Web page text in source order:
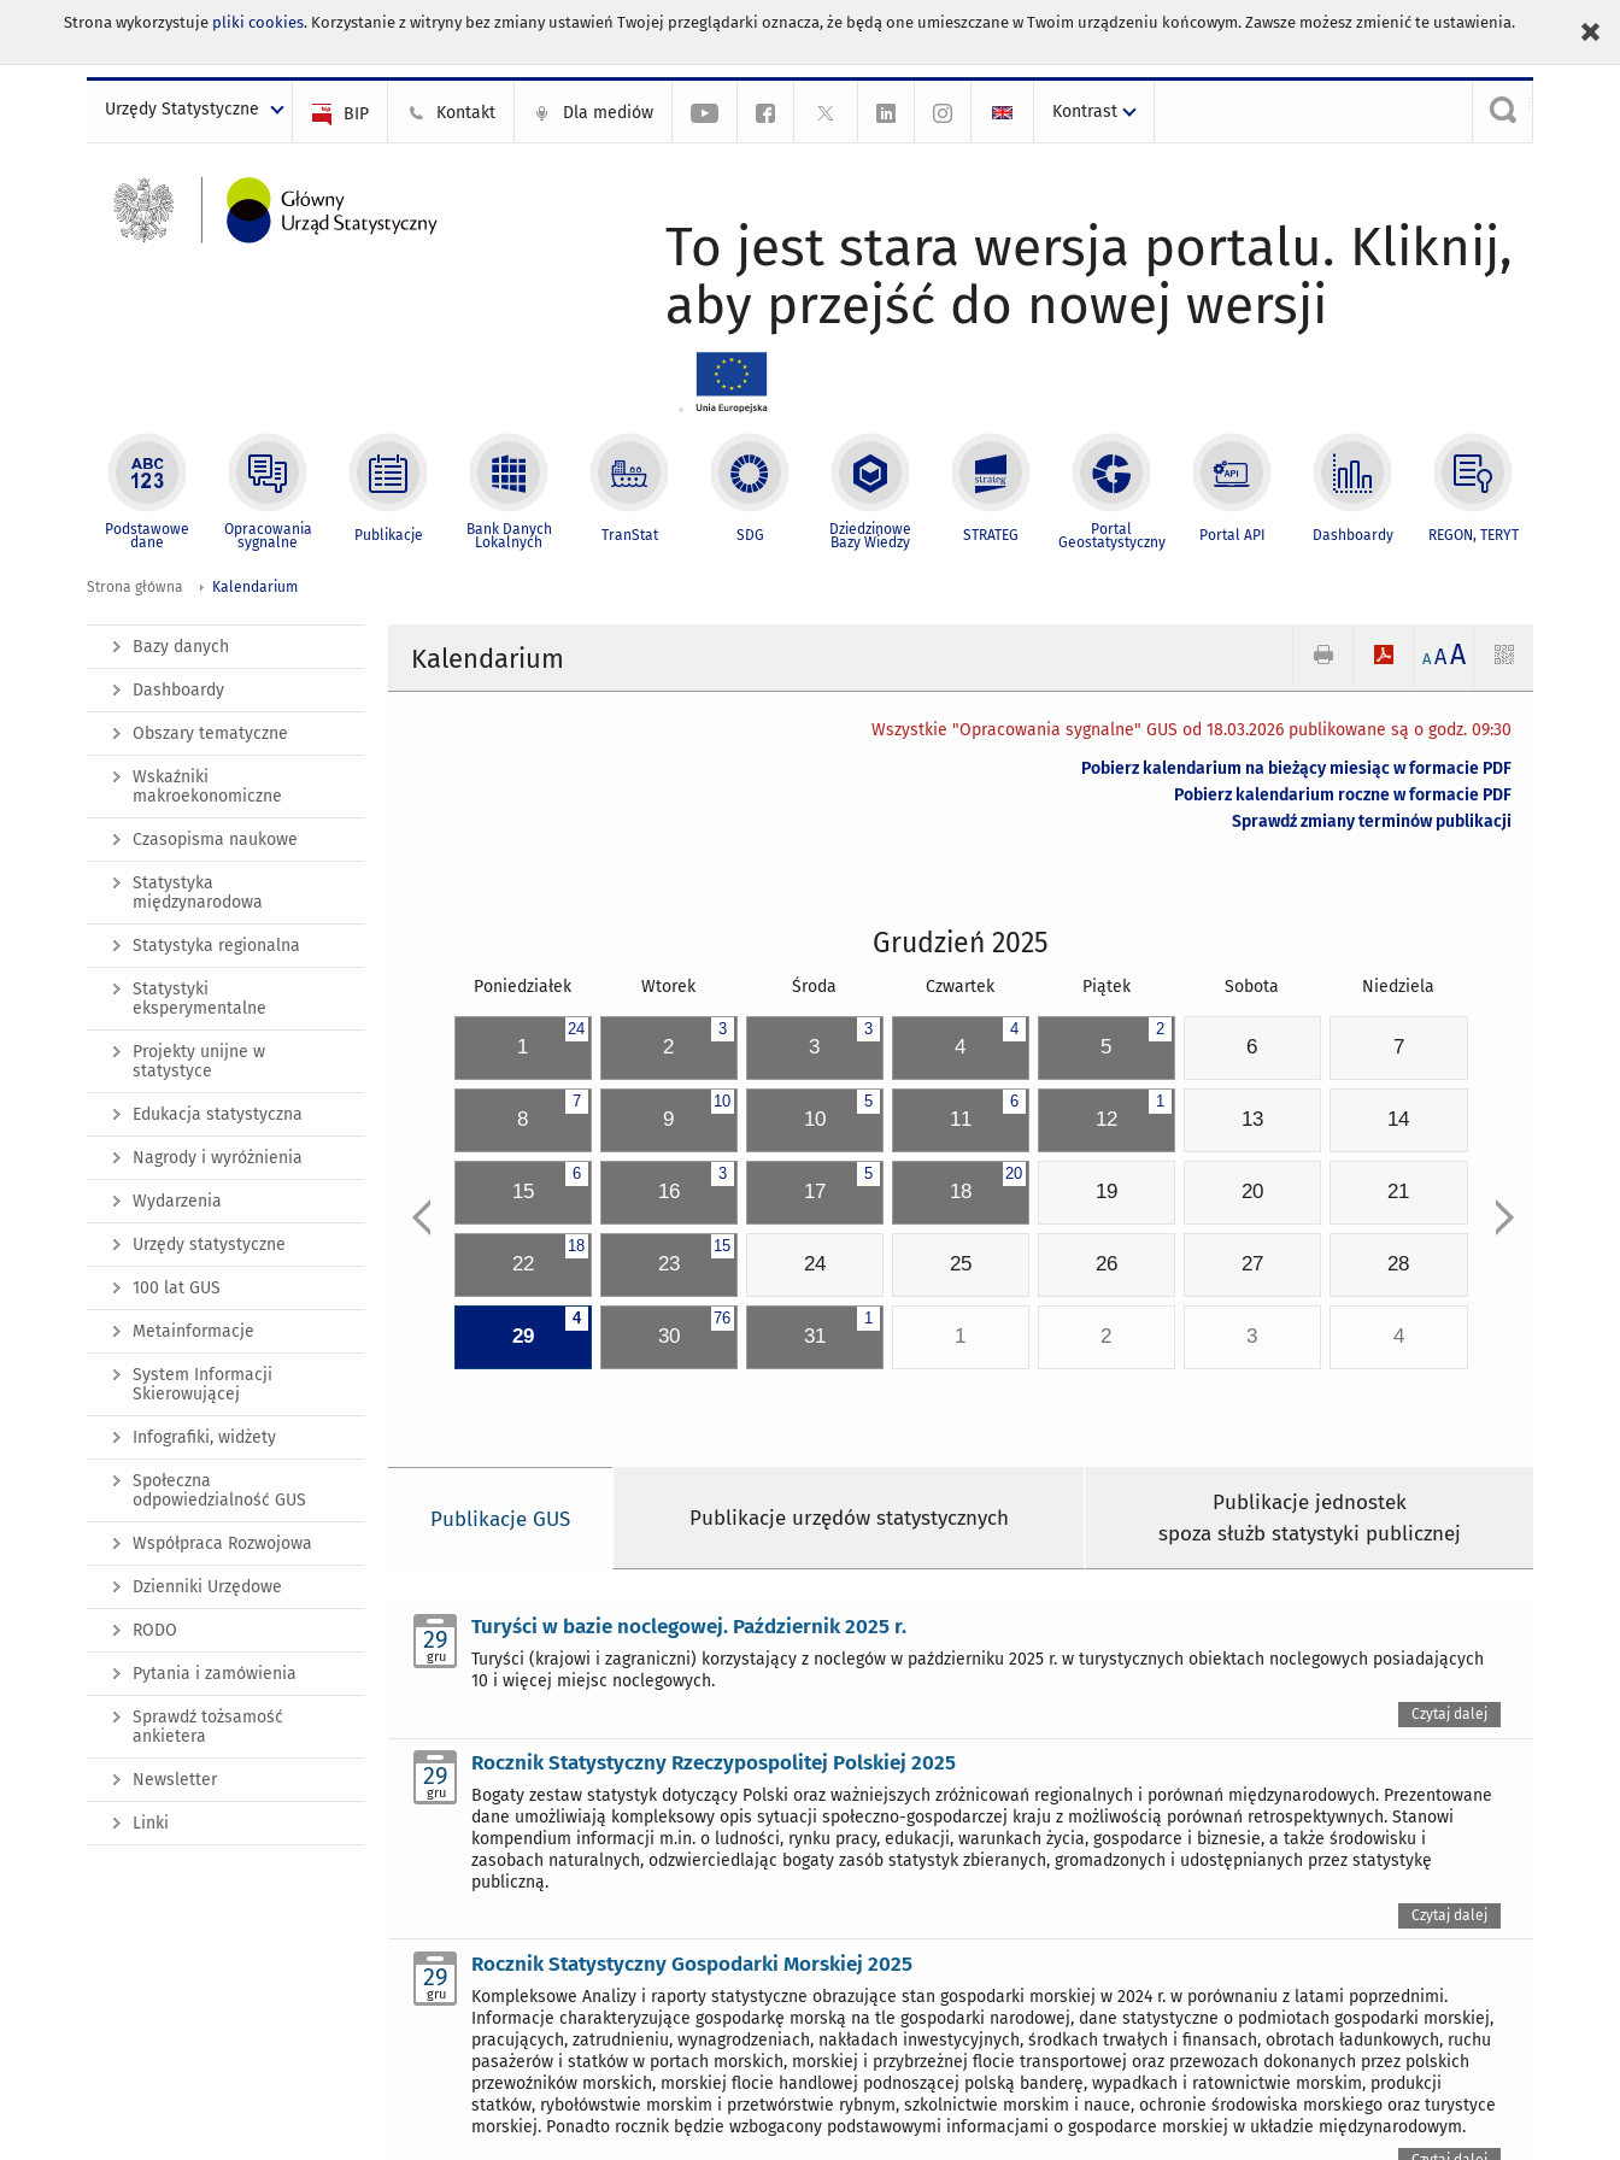
Strona wykorzystuje pliki cookies. Korzystanie z witryny bez zmiany ustawień Twojej przeglądarki oznacza, że będą one umieszczane w Twoim urządzeniu końcowym. Zawsze możesz zmienić te ustawienia.
Urzędy Statystyczne BIP Kontakt Dla mediów Kontrast
To jest stara wersja portalu. Kliknij,
aby przejść do nowej wersji
Podstawowe
dane
Opracowania
sygnalne Publikacje Bank Danych
Lokalnych TranStat SDG Dziedzinowe
Bazy Wiedzy STRATEG Portal
Geostatystyczny Portal API Dashboardy REGON, TERYT
Strona główna Kalendarium
Kalendarium A AA
Wszystkie "Opracowania sygnalne" GUS od 18.03.2026 publikowane są o godz. 09:30
Pobierz kalendarium na bieżący miesiąc w formacie PDF
Pobierz kalendarium roczne w formacie PDF
Sprawdź zmiany terminów publikacji
Grudzień 2025
Poniedziałek Wtorek Środa Czwartek Piątek Sobota Niedziela
24
1
3
2
3
3
4
4
2
5 6 7
7
8
10
9
5
10
6
11
1
12 13 14
6
15
3
16
5
17
20
18 19 20 21
18
22
15
23 24 25 26 27 28
4
29
76
30
1
31 1 2 3 4
Publikacje GUS Publikacje urzędów statystycznych
Publikacje jednostek
spoza służb statystyki publicznej
29
gru
Turyści w bazie noclegowej. Październik 2025 r.
Turyści (krajowi i zagraniczni) korzystający z noclegów w październiku 2025 r. w turystycznych obiektach noclegowych posiadających
10 i więcej miejsc noclegowych.
Czytaj dalej
29
gru
Rocznik Statystyczny Rzeczypospolitej Polskiej 2025
Bogaty zestaw statystyk dotyczący Polski oraz ważniejszych zróżnicowań regionalnych i porównań międzynarodowych. Prezentowane
dane umożliwiają kompleksowy opis sytuacji społeczno-gospodarczej kraju z możliwością porównań retrospektywnych. Stanowi
kompendium informacji m.in. o ludności, rynku pracy, edukacji, warunkach życia, gospodarce i biznesie, a także środowisku i
zasobach naturalnych, odzwierciedlając bogaty zasób statystyk zbieranych, gromadzonych i udostępnianych przez statystykę
publiczną.
Czytaj dalej
29
gru
Rocznik Statystyczny Gospodarki Morskiej 2025
Kompleksowe Analizy i raporty statystyczne obrazujące stan gospodarki morskiej w 2024 r. w porównaniu z latami poprzednimi.
Informacje charakteryzujące gospodarkę morską na tle gospodarki narodowej, dane statystyczne o podmiotach gospodarki morskiej,
pracujących, zatrudnieniu, wynagrodzeniach, nakładach inwestycyjnych, środkach trwałych i finansach, obrotach ładunkowych, ruchu
pasażerów i statków w portach morskich, morskiej i przybrzeżnej flocie transportowej oraz przewozach dokonanych przez polskich
przewoźników morskich, morskiej flocie handlowej podnoszącej polską banderę, wypadkach i ratownictwie morskim, produkcji
statków, rybołówstwie morskim i przetwórstwie rybnym, szkolnictwie morskim i nauce, ochronie środowiska morskiego oraz turystyce
morskiej. Ponadto rocznik będzie wzbogacony podstawowymi informacjami o gospodarce morskiej w układzie międzynarodowym.
Bazy danych
Dashboardy
Obszary tematyczne
Wskaźniki
makroekonomiczne
Czasopisma naukowe
Statystyka
międzynarodowa
Statystyka regionalna
Statystyki
eksperymentalne
Projekty unijne w
statystyce
Edukacja statystyczna
Nagrody i wyróżnienia
Wydarzenia
Urzędy statystyczne
100 lat GUS
Metainformacje
System Informacji
Skierowującej
Infografiki, widżety
Społeczna
odpowiedzialność GUS
Współpraca Rozwojowa
Dzienniki Urzędowe
RODO
Pytania i zamówienia
Sprawdź tożsamość
ankietera
Newsletter
Linki